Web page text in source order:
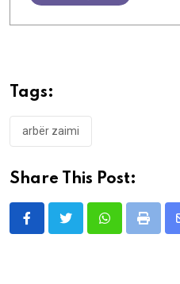
Tags:
arbër zaimi
Share This Post:
WhatsappPrint